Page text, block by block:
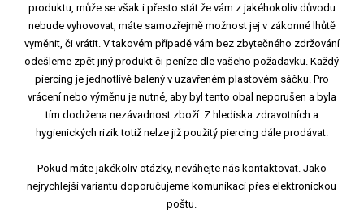
produktu, může se však i přesto stát že vám z jakéhokoliv důvodu
nebude vyhovovat, máte samozřejmě možnost jej v zákonné lhůtě
vyměnit, či vrátit. V takovém případě vám bez zbytečného zdržování
odešleme zpět jiný produkt či peníze dle vašeho požadavku. Každý
piercing je jednotlivě balený v uzavřeném plastovém sáčku. Pro
vrácení nebo výměnu je nutné, aby byl tento obal neporušen a byla
tím dodržena nezávadnost zboží. Z hlediska zdravotních a
hygienických rizik totiž nelze již použitý piercing dále prodávat.
Pokud máte jakékoliv otázky, neváhejte nás kontaktovat. Jako
nejrychlejší variantu doporučujeme komunikaci přes elektronickou
poštu.